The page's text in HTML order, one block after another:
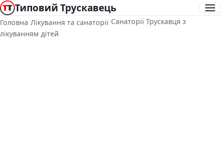
Типовий Трускавець
Головна/Лікування та санаторії/Санаторії Трускавця з
лікуванням дітей